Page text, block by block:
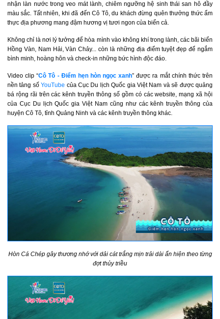
nhận làn nước trong veo mát lành, chiêm ngưỡng hệ sinh thái san hô đầy
màu sắc. Tất nhiên, khi đã đến Cô Tô, du khách đừng quên thưởng thức ẩm
thực địa phương mang đậm hương vị tươi ngon của biển cả.
Không chỉ là nơi lý tưởng để hòa mình vào không khí trong lành, các bãi biển
Hồng Vàn, Nam Hải, Vàn Chảy... còn là những địa điểm tuyệt đẹp để ngắm
bình minh, hoàng hôn và check-in những bức hình độc đáo.
Video clip “Cô Tô - Điểm hẹn hòn ngọc xanh” được ra mắt chính thức trên
nền tảng sốYouTube của Cục Du lịch Quốc gia Việt Nam và sẽ được quảng
bá rộng rãi trên các kênh truyền thông số gồm có các website, mạng xã hội
của Cục Du lịch Quốc gia Việt Nam cũng như các kênh truyền thông của
huyện Cô Tô, tỉnh Quảng Ninh và các kênh truyền thông khác.
Hòn Cá Chép gây thương nhớ với dải cát trắng mịn trải dài ẩn hiện theo từng
đợt thủy triều